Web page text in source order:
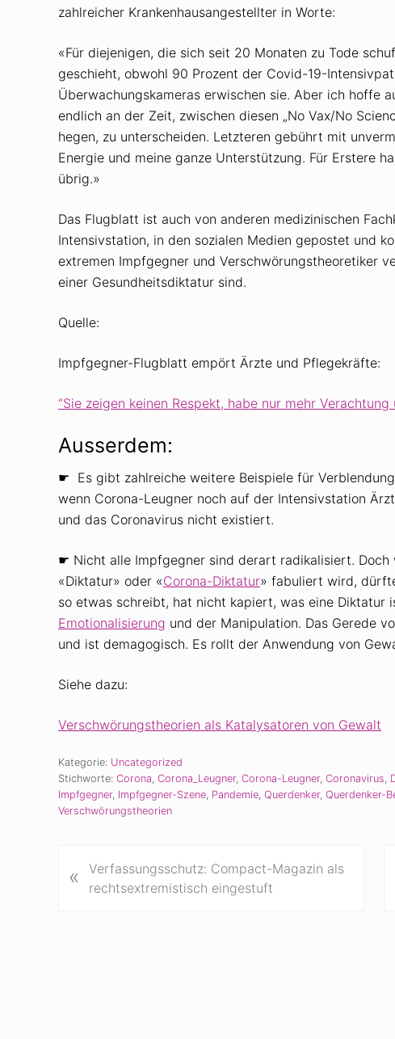
zahlreicher Krankenhausangestellter in Worte:
«Für diejenigen, die sich seit 20 Monaten zu Tode
geschieht, obwohl 90 Prozent der Covid-19-
Überwachungskameras erwischen sie. Aber ich hoffe
endlich an der Zeit, zwischen diesen „No Vax/No
hegen, zu unterscheiden. Letzteren gebührt mit
Energie und meine ganze Unterstützung. Für Erstere
übrig.»
Das Flugblatt ist auch von anderen medizinischen
Intensivstation, in den sozialen Medien gepostet und
extremen Impfgegner und Verschwörungstheoretiker
einer Gesundheitsdiktatur sind.
Quelle:
Impfgegner-Flugblatt empört Ärzte und Pflegekräfte:
“Sie zeigen keinen Respekt, habe nur mehr Verachtung
Ausserdem:
☛ Es gibt zahlreiche weitere Beispiele für
wenn Corona-Leugner noch auf der Intensivstation
und das Coronavirus nicht existiert.
☛ Nicht alle Impfgegner sind derart radikalisiert. Doch
«Diktatur» oder «Corona-Diktatur» fabuliert wird,
so etwas schreibt, hat nicht kapiert, was eine Diktatur
Emotionalisierung und der Manipulation. Das Gerede
und ist demagogisch. Es rollt der Anwendung von
Siehe dazu:
Verschwörungstheorien als Katalysatoren von Gewalt
Kategorie: Uncategorized
Stichworte: Corona Corona_Leugner, Corona-Leugner, Coronavirus
Impfgegner, Impfgegner-Szene Pandemie Querdenker, Querdenker-
Verschwörungstheorien
o
«
Verfassungsschutz: Compact-Magazin als
rechtsextremistisch eingestuft